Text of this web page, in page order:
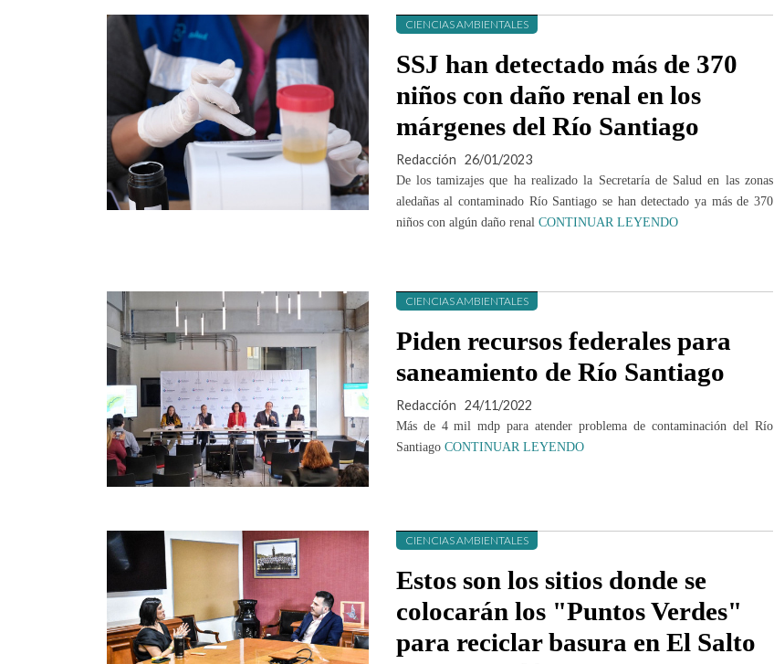
CIENCIAS AMBIENTALES
SSJ han detectado más de 370
niños con daño renal en los
márgenes del Río Santiago
Redacción 26/01/2023
De los tamizajes que ha realizado la Secretaría de Salud en las zonas
aledañas al contaminado Río Santiago se han detectado ya más de 370
niños con algún daño renal CONTINUAR LEYENDO
CIENCIAS AMBIENTALES
Piden recursos federales para
saneamiento de Río Santiago
Redacción 24/11/2022
Más de 4 mil mdp para atender problema de contaminación del Río
Santiago CONTINUAR LEYENDO
CIENCIAS AMBIENTALES
Estos son los sitios donde se
colocarán los "Puntos Verdes"
para reciclar basura en El Salto